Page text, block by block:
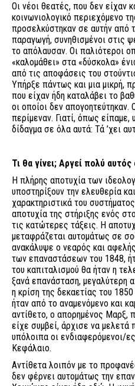
Οι νέοι θεατές, που δεν είχαν
κοινωνιολογικό περιεχόμενο
προσελκύστηκαν σε αυτήν από
παραγωγή, συνηθισμένοι στις
το απόλαυσαν. Οι παλιότεροι
«καλομάθει» στα «δύσκολα»
από τις αποφάσεις του
Υπήρξε πάντως και μια μικρή,
που είχαν ήδη καταλάβει το
οι οποίοι δεν απογοητεύτηκαν.
περίμεναν. Γιατί, όπως
δίδαγμα σε όλα αυτά: Τά ’χει
Τι θα γίνει; Αργεί πολύ
Η πλήρης αποτυχία των
υποστηρίξουν την ελευθερία
χαρακτηριστικά του
αποτυχία της στήριξης ενός
τις κατώτερες τάξεις. Η
μεταφράζεται αυτομάτως σε
ανακάλυψε ο νεαρός και
των επαναστάσεων του 1848,
του καπιταλισμού θα ήταν η
ξανά επανάσταση, μεγαλύτερη
η κρίση της δεκαετίας του
ήταν από το αναμενόμενο και
αντίθετο, ο απορημένος Μαρξ,
είχε συμβεί, άρχισε να μελετά
υπόλοιπα οι ενδιαφερόμενοι/
Κεφάλαιο.
Αντίθετα λοιπόν με το
δεν φέρνει αυτομάτως την